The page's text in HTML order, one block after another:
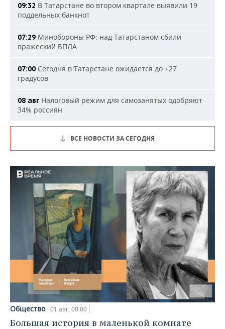
09:32 В Татарстане во втором квартале выявили 19
поддельных банкнот
07:29 Минобороны РФ: над Татарстаном сбили
вражеский БПЛА
07:00 Сегодня в Татарстане ожидается до +27
градусов
08 авг Налоговый режим для самозанятых одобряют
34% россиян
ВСЕ НОВОСТИ ЗА СЕГОДНЯ
Общество 01 авг, 00:00
Большая история в маленькой комнате